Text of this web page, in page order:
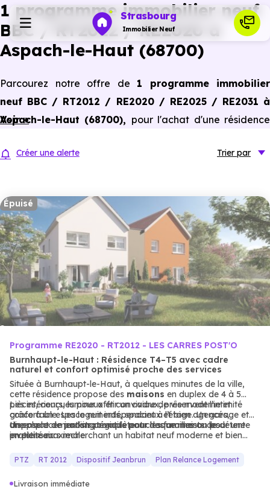
Strasbourg
Immobilier Neuf
Investir
Ressources
Financer
1 programme immobilier neuf
BBC / RT2012 / RE2020 à
Aspach-le-Haut (68700)
Parcourez notre offre de 1 programme immobilier
neuf BBC / RT2012 / RE2020 / RE2025 / RE2031 à
Aspach-le-Haut (68700), pour l'achat d'une résidence
dernières normes de performances énergétiques, pour un
Voir +
Créer une alerte Trier par
Épuisé
Programme RE2020 - RT2012 - LES CARRES POST'O
Burnhaupt-le-Haut : Résidence T4–T5 avec cadre
naturel et confort optimisé proche des services
Située à Burnhaupt-le-Haut, à quelques minutes de la ville,
cette résidence propose des maisons en duplex de 4 à 5
pièces, conçues pour offrir un cadre de vie moderne et
confortable. Les logements, spacieux et bien agencés,
disposent de jardins privatifs pour des moments de détente
en plein air.
Les intérieurs, lumineux et conviviaux, préservent l’intimité
grâce à un espace nuit indépendant à l’étage. Un garage et
une place de parking complètent chaque maison pour une
praticité maximale.
Un emplacement stratégique pour les familles ou les
investisseurs recherchant un habitat neuf moderne et bien
PTZ RT 2012 Dispositif Jeanbrun Plan Relance Logement
Livraison immédiate